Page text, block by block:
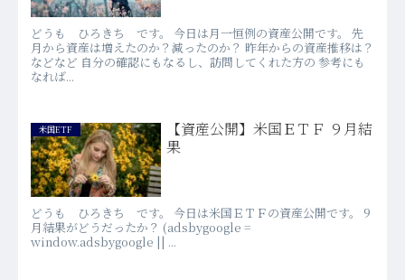
どうも ひろきち です。 今日は月一恒例の資産公開です。 先
月から資産は増えたのか？減ったのか？ 昨年からの資産推移は？
などなど 自分の確認にもなるし、訪問してくれた方の 参考にも
なれば...
米国ETF
【資産公開】米国ＥＴＦ ９月結
果
どうも ひろきち です。 今日は米国ＥＴＦの資産公開です。 9
月結果がどうだったか？ (adsbygoogle =
window.adsbygoogle || ...